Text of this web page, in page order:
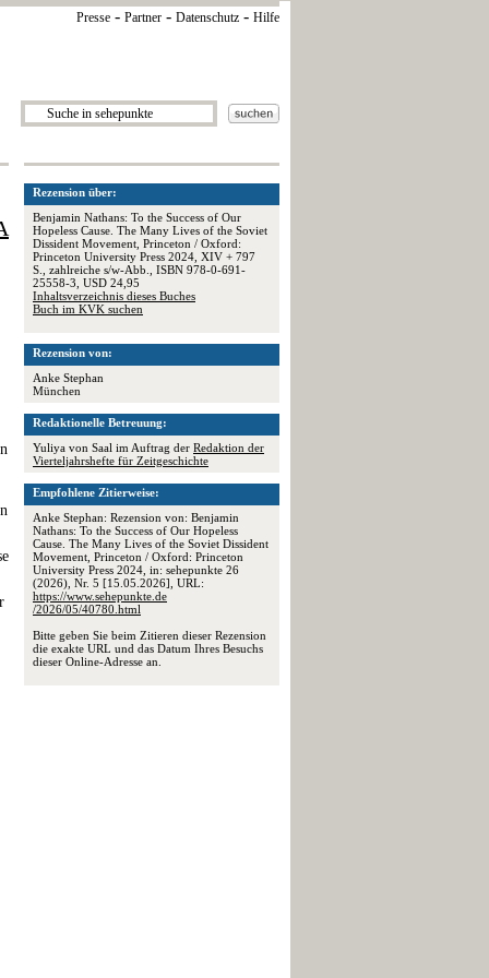
Presse - Partner - Datenschutz - Hilfe
Rezension über:
Benjamin Nathans: To the Success of Our
Hopeless Cause. The Many Lives of the Soviet
Dissident Movement, Princeton / Oxford:
Princeton University Press 2024, XIV + 797
S., zahlreiche s/w-Abb., ISBN 978-0-691-
25558-3, USD 24,95
Inhaltsverzeichnis dieses Buches
Buch im KVK suchen
Rezension von:
Anke Stephan
München
Redaktionelle Betreuung:
Yuliya von Saal im Auftrag der Redaktion der
Vierteljahrshefte für Zeitgeschichte
Empfohlene Zitierweise:
Anke Stephan: Rezension von: Benjamin
Nathans: To the Success of Our Hopeless
Cause. The Many Lives of the Soviet Dissident
Movement, Princeton / Oxford: Princeton
University Press 2024, in: sehepunkte 26
(2026), Nr. 5 [15.05.2026], URL:
https://www.sehepunkte.de
/2026/05/40780.html
Bitte geben Sie beim Zitieren dieser Rezension
die exakte URL und das Datum Ihres Besuchs
dieser Online-Adresse an.